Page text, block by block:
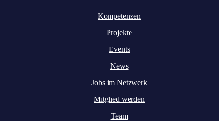
Kompetenzen
Projekte
Events
News
Jobs im Netzwerk
Mitglied werden
Team